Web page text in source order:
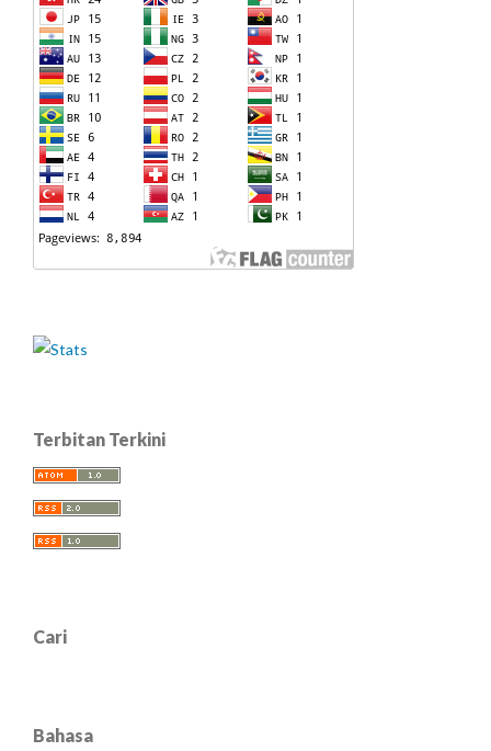
Terbitan Terkini
Cari
Bahasa